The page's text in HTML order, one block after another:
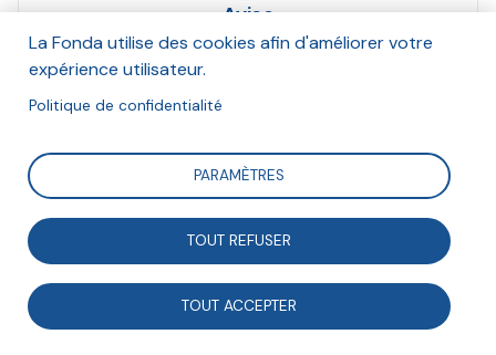
Avise
Et La Fonda, Étienne Dupuis
Décembre 2020
Pour s'approprier et rendre accessible l'évaluation, des
réseaux et acteurs de l’ESS n'hésitent pas unir leurs
efforts. A plusieurs, ils mutualisent les moyens,
construisent un langage commun autour de
La Fonda utilise des cookies afin d'améliorer votre
expérience utilisateur.
Politique de confidentialité
PARAMÈTRES
TOUT REFUSER
TOUT ACCEPTER